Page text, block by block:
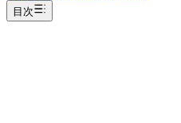
目次